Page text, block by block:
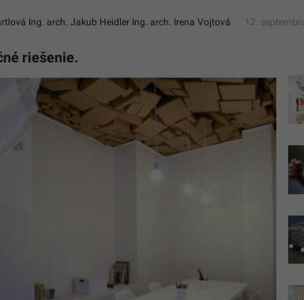
Ing. arch. Jakub Heidler Ing. arch. Irena Vojtová 12.
riešenie.